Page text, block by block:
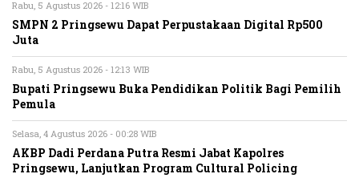
Rabu, 5 Agustus 2026 - 12:16 WIB
SMPN 2 Pringsewu Dapat Perpustakaan Digital Rp500
Juta
Rabu, 5 Agustus 2026 - 12:13 WIB
Bupati Pringsewu Buka Pendidikan Politik Bagi Pemilih
Pemula
Selasa, 4 Agustus 2026 - 00:28 WIB
AKBP Dadi Perdana Putra Resmi Jabat Kapolres
Pringsewu, Lanjutkan Program Cultural Policing